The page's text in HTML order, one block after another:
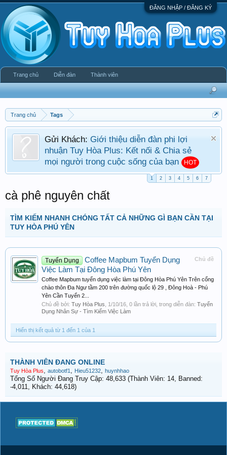
ĐĂNG NHẬP / ĐĂNG KÝ
Trang chủ Tags
Gửi Khách: Giới thiệu diễn đàn phi lợi
nhuận Tuy Hòa Plus: Kết nối & Chia sẻ
mọi người trong cuộc sống của bạn
HOT
1 2 3 4 5 6 7
cà phê nguyên chất
TÌM KIẾM NHANH CHÓNG TẤT CẢ NHỮNG GÌ BẠN CẦN TẠI
TUY HÒA PHÚ YÊN
Chủ đề
Tuyển Dụng
Coffee Mapbum Tuyển Dụng
Việc Làm Tại Đông Hòa Phú Yên
Coffee Mapbum tuyển dụng việc làm tại Đông Hòa Phú Yên Trên cổng
chào thôn Đa Ngư tầm 200 trên đường quốc lộ 29 , Đông Hoà - Phú
Yên Cần Tuyển 2...
Chủ đề bởi: Tuy Hòa Plus 1/10/16 , 0 lần trả lời, trong diễn đàn: Tuyển
Dụng Nhân Sự - Tìm Kiếm Việc Làm
Hiển thị kết quả từ 1 đến 1 của 1
THÀNH VIÊN ĐANG ONLINE
Tuy Hòa Plus, autobotf1 , Hieu51232, huynhhao
Tổng Số Người Đang Truy Cập: 48,633 (Thành Viên: 14, Banned:
-4,011, Khách: 44,618)
Trang chủ Diễn đàn Thành viên